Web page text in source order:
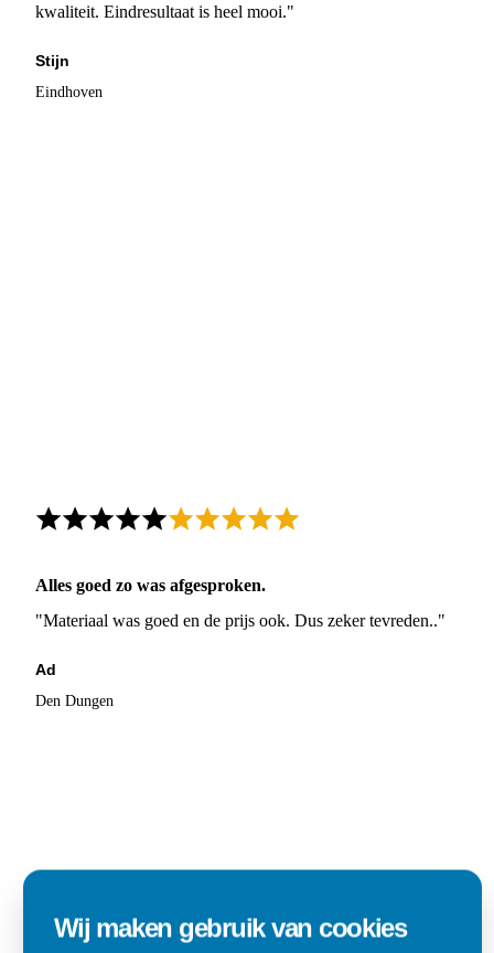
kwaliteit. Eindresultaat is heel mooi."
Stijn
Eindhoven
Alles goed zo was afgesproken.
"Materiaal was goed en de prijs ook. Dus zeker tevreden.."
Ad
Den Dungen
Wij maken gebruik van cookies